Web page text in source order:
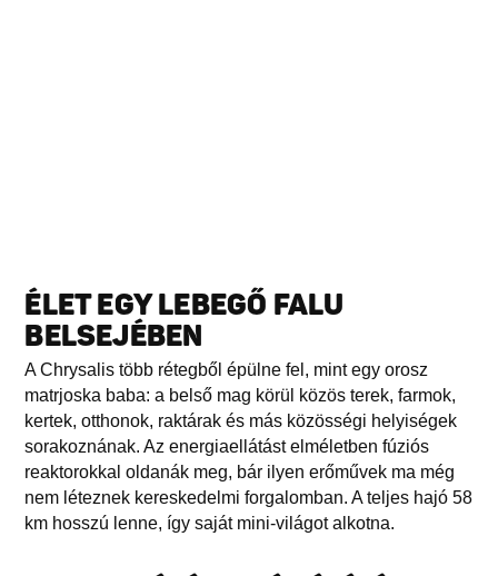
ÉLET EGY LEBEGŐ FALU
BELSEJÉBEN
A Chrysalis több rétegből épülne fel, mint egy orosz
matrjoska baba: a belső mag körül közös terek, farmok,
kertek, otthonok, raktárak és más közösségi helyiségek
sorakoznának. Az energiaellátást elméletben fúziós
reaktorokkal oldanák meg, bár ilyen erőművek ma még
nem léteznek kereskedelmi forgalomban. A teljes hajó 58
km hosszú lenne, így saját mini-világot alkotna.